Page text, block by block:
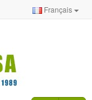
Français